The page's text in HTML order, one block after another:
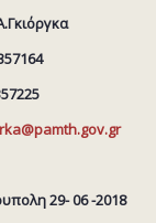
29- 06 -2018